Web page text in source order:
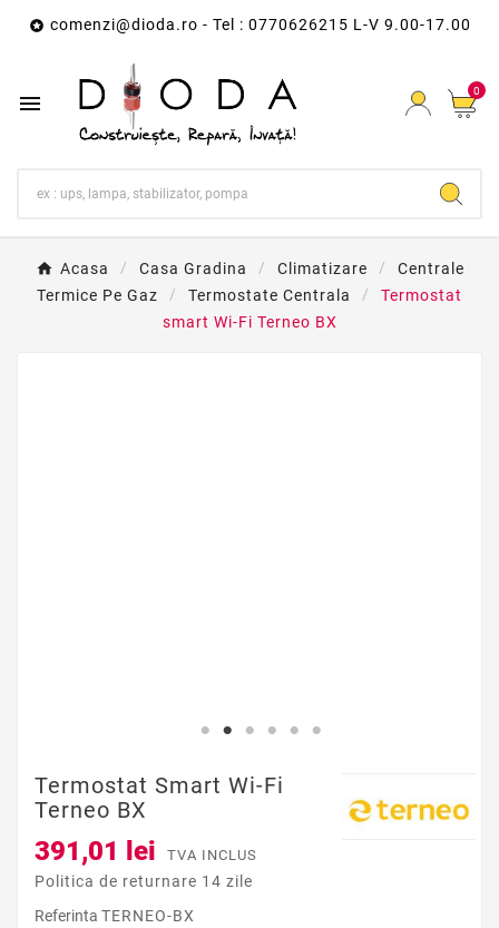
 comenzi@dioda.ro - Tel : 0770626215 L-V 9.00-17.00
 0
Acasa Casa Gradina Climatizare
Centrale
Termice Pe Gaz
Termostate Centrala
Termostat
smart Wi-Fi Terneo BX
Termostat Smart Wi-Fi
Terneo BX
391,01 lei TVA INCLUS
Politica de returnare 14 zile
Referinta TERNEO-BX